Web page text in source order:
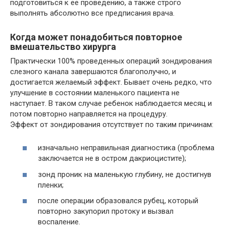
подготовиться к ее проведению, а также строго
выполнять абсолютно все предписания врача.
Когда может понадобиться повторное
вмешательство хирурга
Практически 100% проведенных операций зондирования
слезного канала завершаются благополучно, и
достигается желаемый эффект. Бывает очень редко, что
улучшение в состоянии маленького пациента не
наступает. В таком случае ребенок наблюдается месяц и
потом повторно направляется на процедуру.
Эффект от зондирования отсутствует по таким причинам:
изначально неправильная диагностика (проблема
заключается не в остром дакриоцистите);
зонд проник на маленькую глубину, не достигнув
пленки;
после операции образовался рубец, который
повторно закупорил протоку и вызвал
воспаление.